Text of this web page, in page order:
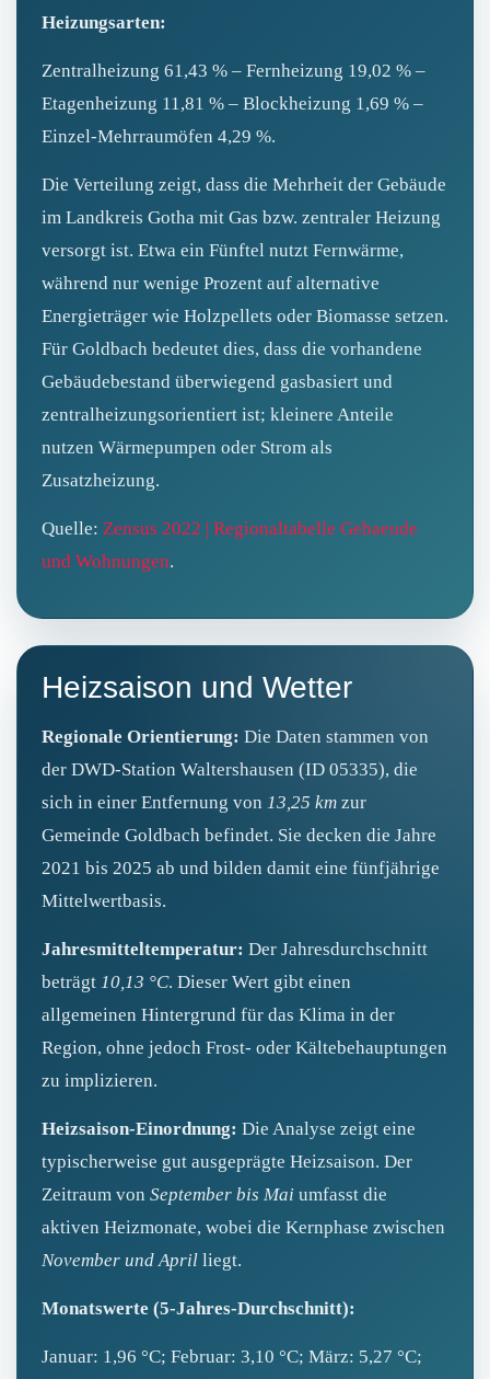
Heizungsarten:
Zentralheizung 61,43 % – Fernheizung 19,02 % –
Etagenheizung 11,81 % – Blockheizung 1,69 % –
Einzel‑Mehrraumöfen 4,29 %.
Die Verteilung zeigt, dass die Mehrheit der Gebäude
im Landkreis Gotha mit Gas bzw. zentraler Heizung
versorgt ist. Etwa ein Fünftel nutzt Fernwärme,
während nur wenige Prozent auf alternative
Energieträger wie Holzpellets oder Biomasse setzen.
Für Goldbach bedeutet dies, dass die vorhandene
Gebäudebestand überwiegend gasbasiert und
zentralheizungsorientiert ist; kleinere Anteile
nutzen Wärmepumpen oder Strom als
Zusatzheizung.
Quelle: Zensus 2022 | Regionaltabelle Gebaeude
und Wohnungen.
Heizsaison und Wetter
Regionale Orientierung: Die Daten stammen von
der DWD-Station Waltershausen (ID 05335), die
sich in einer Entfernung von 13,25 km zur
Gemeinde Goldbach befindet. Sie decken die Jahre
2021 bis 2025 ab und bilden damit eine fünfjährige
Mittelwertbasis.
Jahresmitteltemperatur: Der Jahresdurchschnitt
beträgt 10,13 °C. Dieser Wert gibt einen
allgemeinen Hintergrund für das Klima in der
Region, ohne jedoch Frost- oder Kältebehauptungen
zu implizieren.
Heizsaison‑Einordnung: Die Analyse zeigt eine
typischerweise gut ausgeprägte Heizsaison. Der
Zeitraum von September bis Mai umfasst die
aktiven Heizmonate, wobei die Kernphase zwischen
November und April liegt.
Monatswerte (5‑Jahres‑Durchschnitt):
Januar: 1,96 °C; Februar: 3,10 °C; März: 5,27 °C;